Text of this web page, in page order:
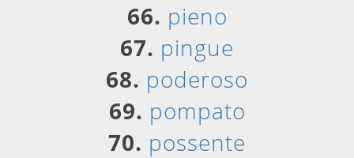
66. pieno
67. pingue
68. poderoso
69. pompato
70. possente